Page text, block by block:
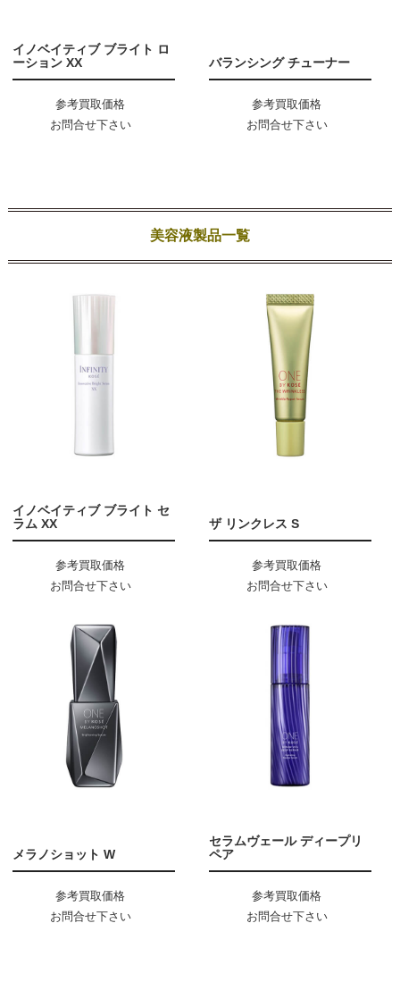
イノベイティブ ブライト ロ
ーション XX
参考買取価格
お問合せ下さい
バランシング チューナー
参考買取価格
お問合せ下さい
美容液製品一覧
イノベイティブ ブライト セ
ラム XX
参考買取価格
お問合せ下さい
ザ リンクレス S
参考買取価格
お問合せ下さい
メラノショット W
参考買取価格
お問合せ下さい
セラムヴェール ディープリ
ペア
参考買取価格
お問合せ下さい